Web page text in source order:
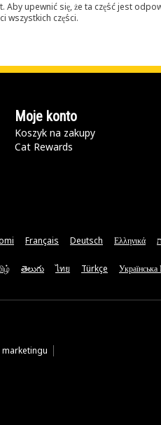
upewnić się, że ta część jest
wszystkich części.
Moje konto
Koszyk na zakupy
Cat Rewards
Français Deutsch Ελληνικά
తెలుగు ไทย Türkçe